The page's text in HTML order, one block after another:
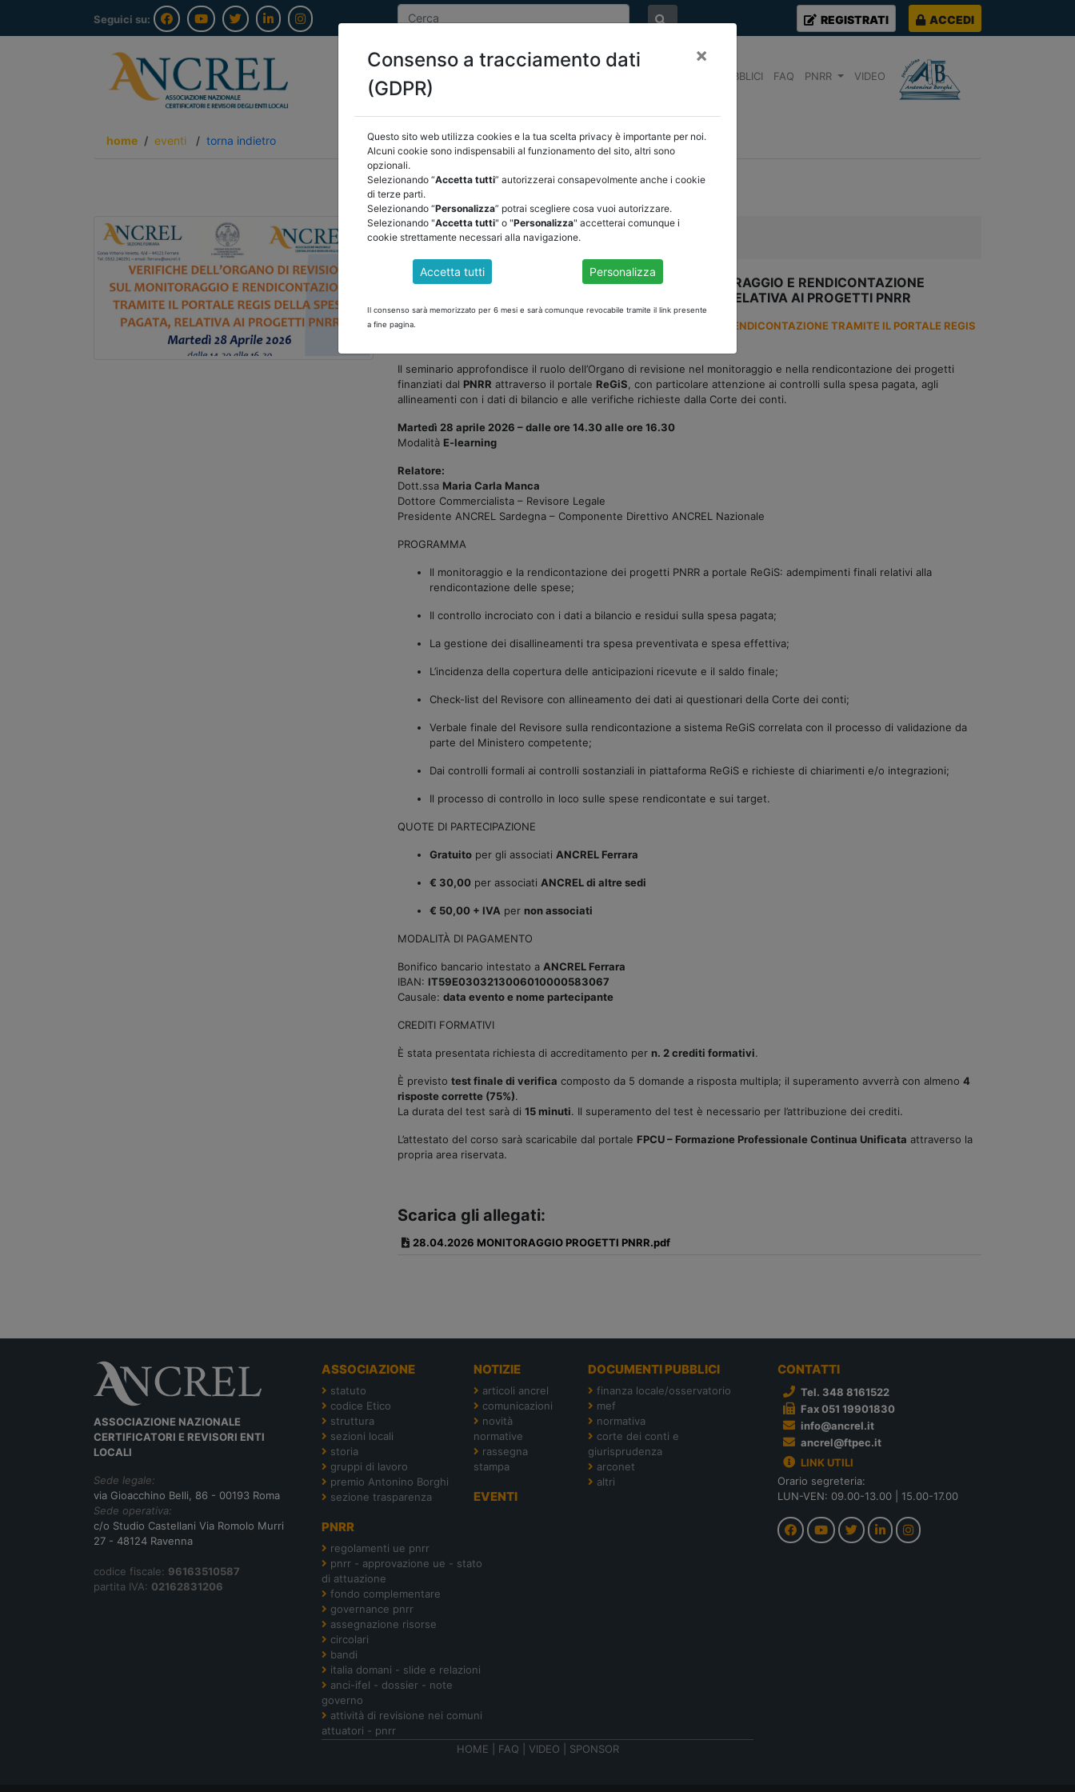
Seguici su: REGISTRATI ACCEDI
DOCUMENTI PUBBLICI FAQ PNRR VIDEO
home eventi / torna indietro
EVENTI
Data evento:28-04-2026
Luogo:piattaforma GoTo 28/04/2026
VERIFICHE DELL’ORGANO DI REVISIONE SUL MONITORAGGIO E RENDICONTAZIONE
TRAMITE IL PORTALE REGIS DELLA SPESA PAGATA, RELATIVA AI PROGETTI PNRR
VERIFICHE DELL’ORGANO DI REVISIONE SUL MONITORAGGIO E RENDICONTAZIONE TRAMITE IL PORTALE REGIS
Il seminario approfondisce il ruolo dell’Organo di revisione nel monitoraggio e nella rendicontazione dei progetti
finanziati dal PNRR attraverso il portale ReGiS , con particolare attenzione ai controlli sulla spesa pagata, agli
allineamenti con i dati di bilancio e alle verifiche richieste dalla Corte dei conti.
Martedì 28 aprile 2026 – dalle ore 14.30 alle ore 16.30
Modalità E-learning
Relatore:
Dott.ssa Maria Carla Manca
Dottore Commercialista – Revisore Legale
Presidente ANCREL Sardegna – Componente Direttivo ANCREL Nazionale
PROGRAMMA
Il monitoraggio e la rendicontazione dei progetti PNRR a portale ReGiS: adempimenti finali relativi alla
rendicontazione delle spese;
Il controllo incrociato con i dati a bilancio e residui sulla spesa pagata;
La gestione dei disallineamenti tra spesa preventivata e spesa effettiva;
L’incidenza della copertura delle anticipazioni ricevute e il saldo finale;
Check-list del Revisore con allineamento dei dati ai questionari della Corte dei conti;
Verbale finale del Revisore sulla rendicontazione a sistema ReGiS correlata con il processo di validazione da
parte del Ministero competente;
Dai controlli formali ai controlli sostanziali in piattaforma ReGiS e richieste di chiarimenti e/o integrazioni;
Il processo di controllo in loco sulle spese rendicontate e sui target.
QUOTE DI PARTECIPAZIONE
Gratuito per gli associati ANCREL Ferrara
€ 30,00 per associati ANCREL di altre sedi
€ 50,00 + IVA per non associati
MODALITÀ DI PAGAMENTO
Bonifico bancario intestato a ANCREL Ferrara
IBAN: IT59E0303213006010000583067
Causale: data evento e nome partecipante
CREDITI FORMATIVI
È stata presentata richiesta di accreditamento per n. 2 crediti formativi.
È previsto test finale di verifica composto da 5 domande a risposta multipla; il superamento avverrà con almeno 4
risposte corrette (75%).
La durata del test sarà di 15 minuti. Il superamento del test è necessario per l’attribuzione dei crediti.
L’attestato del corso sarà scaricabile dal portale FPCU – Formazione Professionale Continua Unificata attraverso la
propria area riservata.
Scarica gli allegati:
28.04.2026 MONITORAGGIO PROGETTI PNRR.pdf
ASSOCIAZIONE NAZIONALE
CERTIFICATORI E REVISORI ENTI
LOCALI
Sede legale:
via Gioacchino Belli, 86 - 00193 Roma
Sede operativa:
c/o Studio Castellani Via Romolo Murri
27 - 48124 Ravenna
codice fiscale: 96163510587
partita IVA: 02162831206
ASSOCIAZIONE
statuto
codice Etico
struttura
sezioni locali
storia
gruppi di lavoro
premio Antonino Borghi
sezione trasparenza
NOTIZIE
articoli ancrel
comunicazioni
novità
normative
rassegna
stampa
EVENTI
DOCUMENTI PUBBLICI
finanza locale/osservatorio
mef
normativa
corte dei conti e
giurisprudenza
arconet
altri
PNRR
regolamenti ue pnrr
pnrr - approvazione ue - stato
di attuazione
fondo complementare
governance pnrr
assegnazione risorse
circolari
bandi
italia domani - slide e relazioni
anci-ifel - dossier - note
governo
attività di revisione nei comuni
attuatori - pnrr
HOME
FAQ VIDEO SPONSOR
CONTATTI
Tel. 348 8161522
Fax 051 19901830
info@ancrel.it
ancrel@ftpec.it
LINK UTILI
Orario segreteria:
LUN-VEN: 09.00-13.00 | 15.00-17.00
Consenso a tracciamento dati
(GDPR)
×
Questo sito web utilizza cookies e la tua scelta privacy è importante per noi.
Alcuni cookie sono indispensabili al funzionamento del sito, altri sono
opzionali.
Selezionando “Accetta tutti” autorizzerai consapevolmente anche i cookie
di terze parti.
Selezionando “Personalizza” potrai scegliere cosa vuoi autorizzare.
Selezionando "Accetta tutti" o "Personalizza" accetterai comunque i
cookie strettamente necessari alla navigazione.
Accetta tutti Personalizza
Il consenso sarà memorizzato per 6 mesi e sarà comunque revocabile tramite il link presente
a fine pagina.